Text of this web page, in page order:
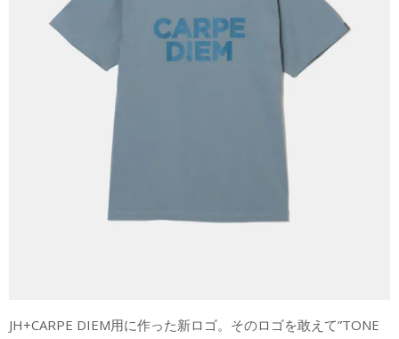
JH+CARPE DIEM用に作った新ロゴ。そのロゴを敢えて”TONE